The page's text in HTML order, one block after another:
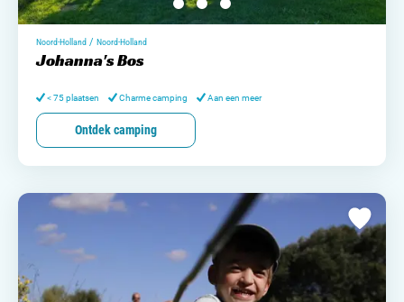
Noord-Holland / Noord-Holland
Johanna's Bos
< 75 plaatsen Charme camping Aan een meer
Ontdek camping